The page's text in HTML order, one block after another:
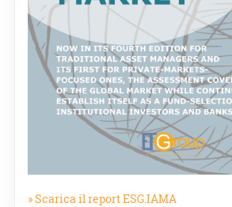
» Scarica il report ESG.IAMA